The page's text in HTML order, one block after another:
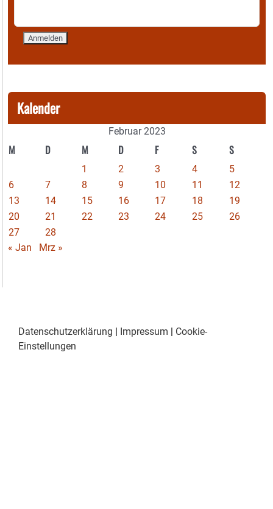
Kalender
Februar 2023
M D M D F S S
1 2 3 4
5
6
7 8 9 10 11
12
13
14 15 16 17 18
19
20
21 22 23 24 25
26
27
28
« Jan
Mrz »
Datenschutzerklärung | Impressum | Cookie-
Einstellungen